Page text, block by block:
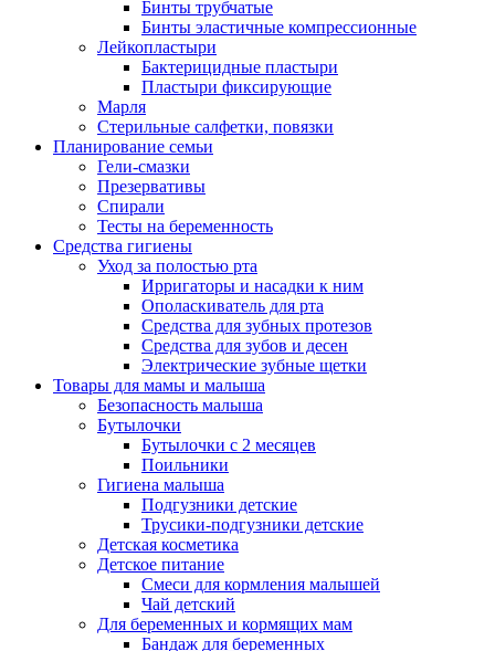
Бинты трубчатые
Бинты эластичные компрессионные
Лейкопластыри
Бактерицидные пластыри
Пластыри фиксирующие
Марля
Стерильные салфетки, повязки
Планирование семьи
Гели-смазки
Презервативы
Спирали
Тесты на беременность
Средства гигиены
Уход за полостью рта
Ирригаторы и насадки к ним
Ополаскиватель для рта
Средства для зубных протезов
Средства для зубов и десен
Электрические зубные щетки
Товары для мамы и малыша
Безопасность малыша
Бутылочки
Бутылочки с 2 месяцев
Поильники
Гигиена малыша
Подгузники детские
Трусики-подгузники детские
Детская косметика
Детское питание
Смеси для кормления малышей
Чай детский
Для беременных и кормящих мам
Бандаж для беременных